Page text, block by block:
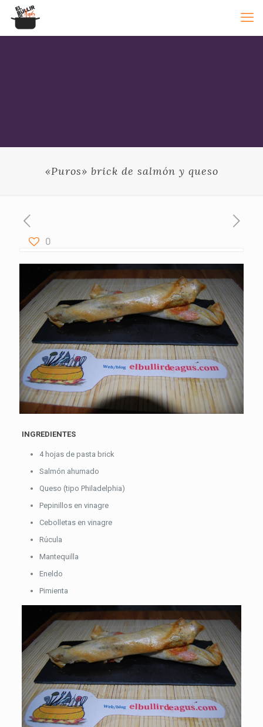
«Puros» brick de salmón y queso
0
INGREDIENTES
4 hojas de pasta brick
Salmón ahumado
Queso (tipo Philadelphia)
Pepinillos en vinagre
Cebolletas en vinagre
Rúcula
Mantequilla
Eneldo
Pimienta